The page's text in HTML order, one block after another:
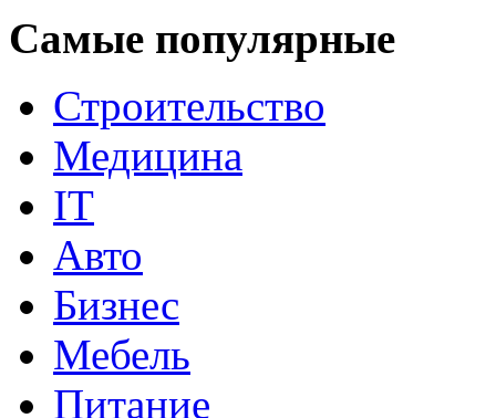
Самые популярные
Строительство
Медицина
IT
Авто
Бизнес
Мебель
Питание